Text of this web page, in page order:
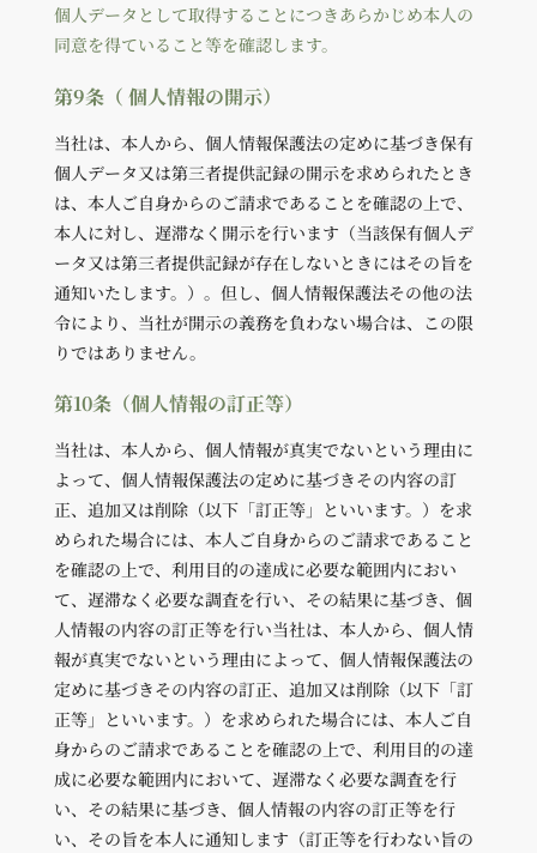
個人データとして取得することにつきあらかじめ本人の
同意を得ていること等を確認します。
第9条（ 個人情報の開示）
当社は、本人から、個人情報保護法の定めに基づき保有
個人データ又は第三者提供記録の開示を求められたとき
は、本人ご自身からのご請求であることを確認の上で、
本人に対し、遅滞なく開示を行います（当該保有個人デ
ータ又は第三者提供記録が存在しないときにはその旨を
通知いたします。）。但し、個人情報保護法その他の法
令により、当社が開示の義務を負わない場合は、この限
りではありません。
第10条（個人情報の訂正等）
当社は、本人から、個人情報が真実でないという理由に
よって、個人情報保護法の定めに基づきその内容の訂
正、追加又は削除（以下「訂正等」といいます。）を求
められた場合には、本人ご自身からのご請求であること
を確認の上で、利用目的の達成に必要な範囲内におい
て、遅滞なく必要な調査を行い、その結果に基づき、個
人情報の内容の訂正等を行い当社は、本人から、個人情
報が真実でないという理由によって、個人情報保護法の
定めに基づきその内容の訂正、追加又は削除（以下「訂
正等」といいます。）を求められた場合には、本人ご自
身からのご請求であることを確認の上で、利用目的の達
成に必要な範囲内において、遅滞なく必要な調査を行
い、その結果に基づき、個人情報の内容の訂正等を行
い、その旨を本人に通知します（訂正等を行わない旨の